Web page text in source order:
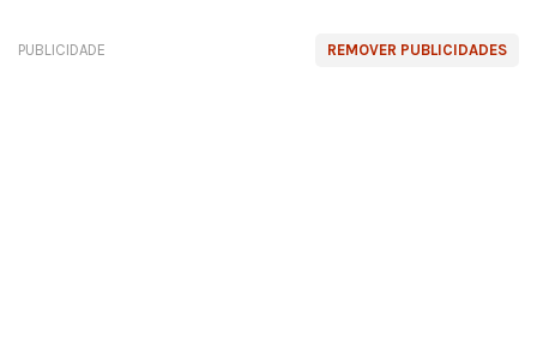
REMOVER PUBLICIDADES
PUBLICIDADE